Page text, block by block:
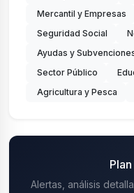
Mercantil y Empresas
Seguridad Social
Ayudas y
Sector Público
Agricultura y Pesca
Plan
Alertas, análisis